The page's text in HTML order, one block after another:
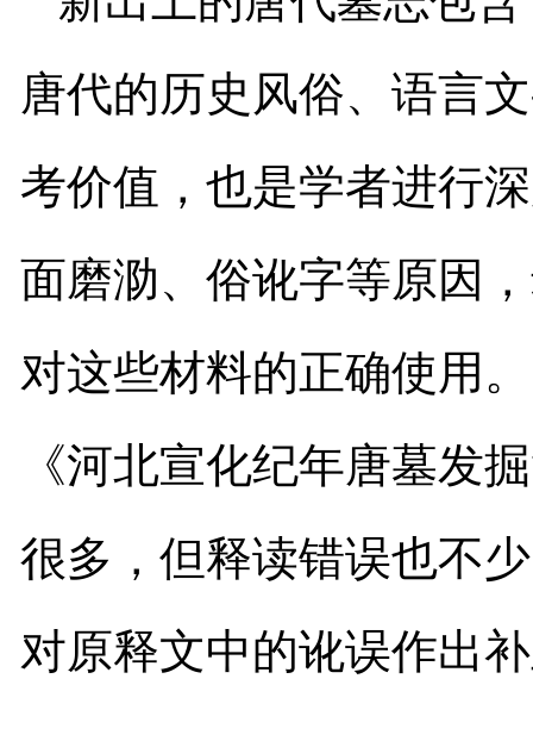
唐代的历史风俗、语言
考价值，也是学者进行
面磨泐、俗讹字等原因
对这些材料的正确使用
《河北宣化纪年唐墓发
很多，但释读错误也不
对原释文中的讹误作出